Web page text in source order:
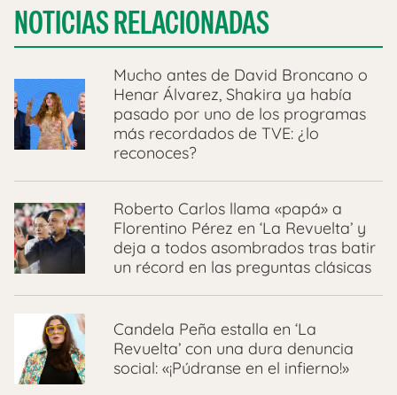
NOTICIAS RELACIONADAS
Mucho antes de David Broncano o
Henar Álvarez, Shakira ya había
pasado por uno de los programas
más recordados de TVE: ¿lo
reconoces?
Roberto Carlos llama «papá» a
Florentino Pérez en ‘La Revuelta’ y
deja a todos asombrados tras batir
un récord en las preguntas clásicas
Candela Peña estalla en ‘La
Revuelta’ con una dura denuncia
social: «¡Púdranse en el infierno!»